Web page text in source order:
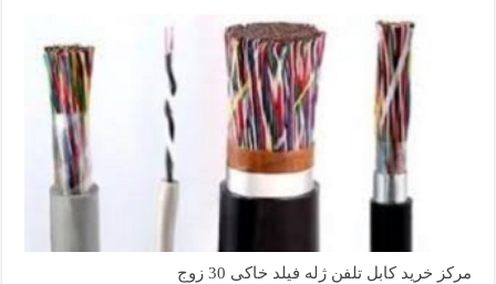
مرکز خرید کابل تلفن ژله فیلد خاکی 30 زوج